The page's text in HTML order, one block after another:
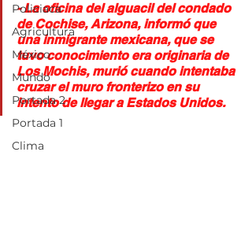
Policiaca
Agricultura
México
Mundo
Portada 2
Portada 1
Clima
- La oficina del alguacil del condado
de Cochise, Arizona, informó que
una inmigrante mexicana, que se
tuvo conocimiento era originaria de
Los Mochis, murió cuando intentaba
cruzar el muro fronterizo en su
intento de llegar a Estados Unidos.